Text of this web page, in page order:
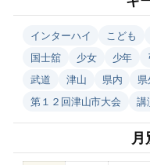
インターハイ こども
国士舘
少女 少年
武道
津山 県内
第１２回津山市大会
講
月